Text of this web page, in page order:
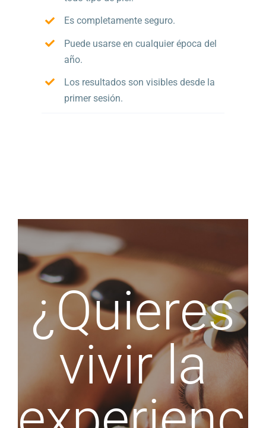
Es completamente seguro.
Puede usarse en cualquier época del
año.
Los resultados son visibles desde la
primer sesión.
¿Quieres
vivir la